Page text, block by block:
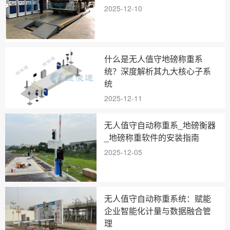
2025-12-10
什么是无人值守地磅称重系
统？深度解析其九大核心子系
统
2025-12-11
无人值守自动称重系_地磅衡器
_地磅称重软件的安装指南
2025-12-05
无人值守自动称重系统：赋能
企业智能化计量与数据融合管
理